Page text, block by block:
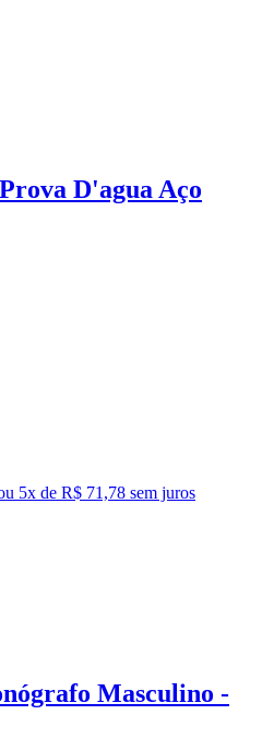
D'agua Aço
5x de R$ 71,78 sem juros
Masculino -